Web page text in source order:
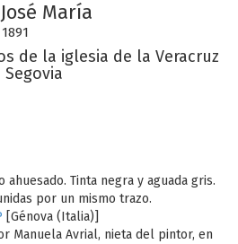
María
de la iglesia de la Veracruz
ahuesado. Tinta negra y aguada gris.
por un mismo trazo.
[Génova (Italia)]
Manuela Avrial, nieta del pintor, en